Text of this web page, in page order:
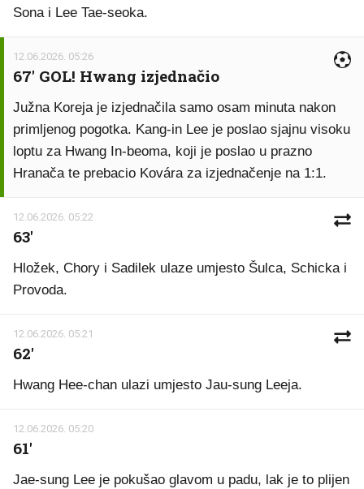
Sona i Lee Tae-seoka.
12.06.2026. 05:26
67' GOL! Hwang izjednačio
Južna Koreja je izjednačila samo osam minuta nakon
primljenog pogotka. Kang-in Lee je poslao sjajnu visoku
loptu za Hwang In-beoma, koji je poslao u prazno
Hranača te prebacio Kovára za izjednačenje na 1:1.
12.06.2026. 05:22
63'
Hložek, Chory i Sadilek ulaze umjesto Šulca, Schicka i
Provoda.
12.06.2026. 05:21
62'
Hwang Hee-chan ulazi umjesto Jau-sung Leeja.
12.06.2026. 05:20
61'
Jae-sung Lee je pokušao glavom u padu, lak je to plijen